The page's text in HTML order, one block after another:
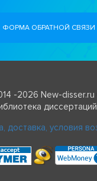
ФОРМА ОБРАТНОЙ СВЯЗИ
-2026 New-
доставка, условия